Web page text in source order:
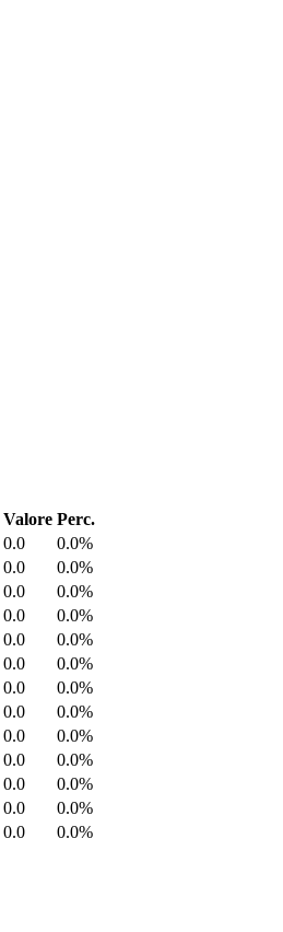
Valore Perc.
0.0
0.0%
0.0
0.0%
0.0
0.0%
0.0
0.0%
0.0
0.0%
0.0
0.0%
0.0
0.0%
0.0
0.0%
0.0
0.0%
0.0
0.0%
0.0
0.0%
0.0
0.0%
0.0
0.0%